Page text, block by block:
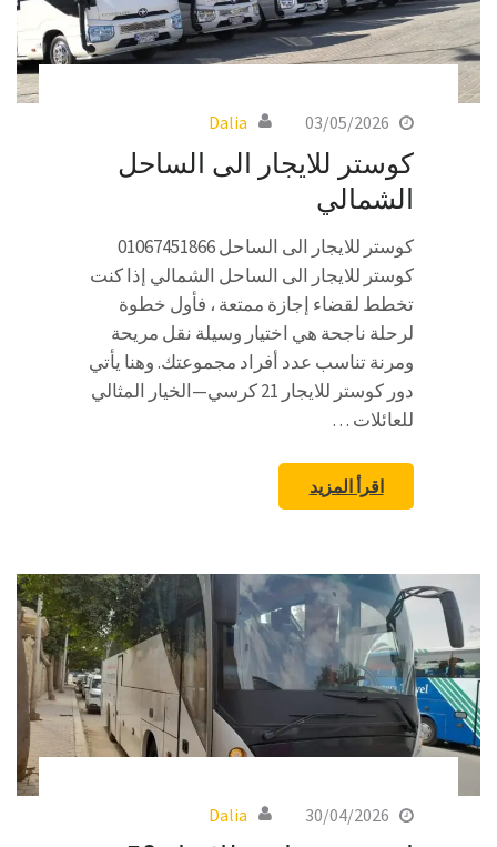
03/05/2026
Dalia
كوستر للايجار الى الساحل
الشمالي
كوستر للايجار الى الساحل 01067451866
كوستر للايجار الى الساحل الشمالي إذا كنت
تخطط لقضاء إجازة ممتعة ، فأول خطوة
لرحلة ناجحة هي اختيار وسيلة نقل مريحة
ومرنة تناسب عدد أفراد مجموعتك. وهنا يأتي
دور كوستر للايجار 21 كرسي—الخيار المثالي
للعائلات …
اقرأ المزيد
30/04/2026
Dalia